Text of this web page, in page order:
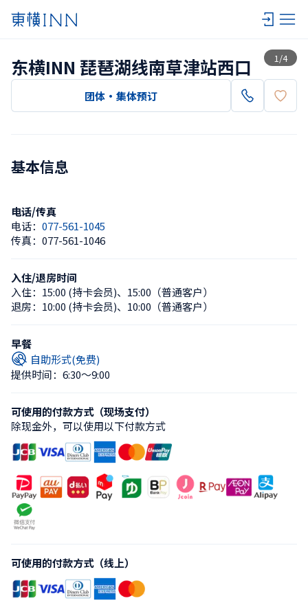
1 /4
查看一览
东横INN 琵琶湖线南草津站西口
团体・集体预订
基本信息
电话/传真
电话： 077-561-1045
传真： 077-561-1046
入住/退房时间
入住： 15:00 (持卡会员)、 15:00（普通客户）
退房： 10:00 (持卡会员)、 10:00（普通客户）
早餐
自助形式(免费)
提供时间：6:30〜9:00
可使用的付款方式（现场支付）
除现金外，可以使用以下付款方式
可使用的付款方式（线上）